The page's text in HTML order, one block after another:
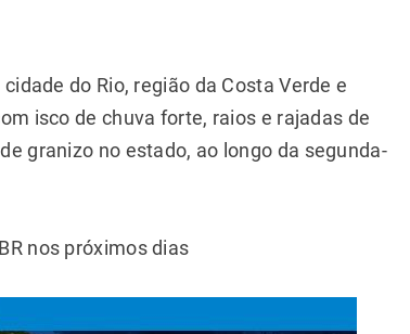
do Rio, região da Costa Verde e
isco de chuva forte, raios e rajadas de
granizo no estado, ao longo da segunda-
nos próximos dias